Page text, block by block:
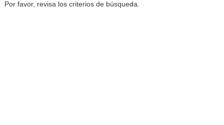
Por favor, revisa los criterios de búsqueda.